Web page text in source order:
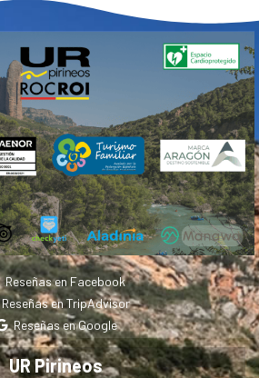
Reseñas en Facebook
Reseñas en TripAdvisor
Reseñas en Google
UR Pirineos